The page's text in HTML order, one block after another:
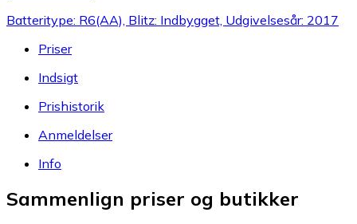
Batteritype: R6(AA), Blitz: Indbygget, Udgivelsesår: 2017
Priser
Indsigt
Prishistorik
Anmeldelser
Info
Sammenlign priser og butikker